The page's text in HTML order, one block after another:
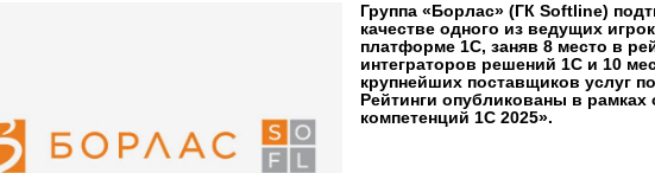
Группа «Борлас» (ГК Softline)
качестве одного из ведущих
платформе 1С, заняв 8 место в
интеграторов решений 1С и 10
крупнейших поставщиков услуг
Рейтинги опубликованы в
компетенций 1С 2025».